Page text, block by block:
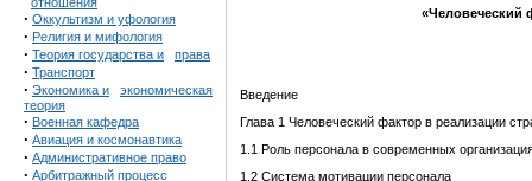
· Оккультизм и уфология
· Религия и мифология
· Теория государства и права
· Транспорт
· Экономика и
экономическая
теория
· Военная кафедра
· Авиация и космонавтика
· Административное право
· Арбитражный процесс
«Человеческий
Введение
Глава 1 Человеческий фактор в реализации
1.1 Роль персонала в современных
1.2 Система мотивации персонала